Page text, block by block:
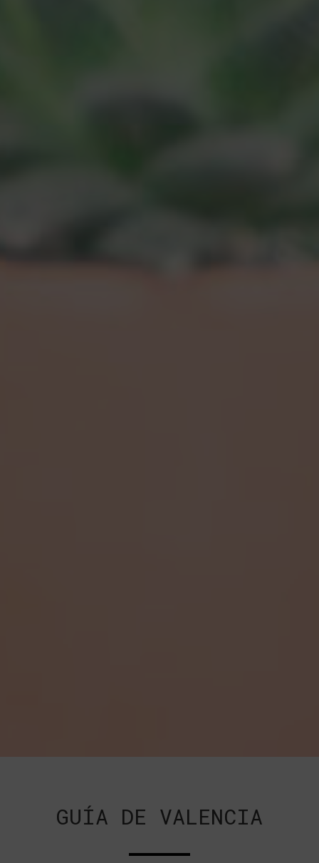
GUÍA DE VALENCIA